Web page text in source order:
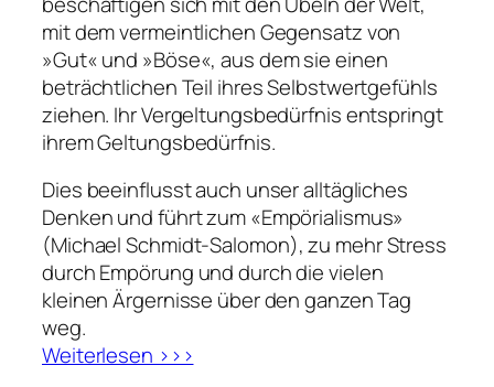
mit dem vermeintlichen Gegensatz von
»Gut« und »Böse«, aus dem sie einen
beträchtlichen Teil ihres Selbstwertgefühls
ziehen. Ihr Vergeltungsbedürfnis entspringt
ihrem Geltungsbedürfnis.
Dies beeinflusst auch unser alltägliches
Denken und führt zum «Empörialismus»
(Michael Schmidt-Salomon), zu mehr Stress
durch Empörung und durch die vielen
kleinen Ärgernisse über den ganzen Tag
weg.
Weiterlesen >>>